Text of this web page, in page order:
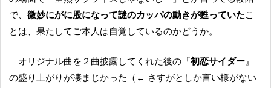
で、 微妙にがに股になって謎のカッパの動きが甦っていたこ
とは、果たしてご本人は自覚しているのかどうか。
オリジナル曲を２曲披露してくれた後の『初恋サイダー 』
の盛り上がりが凄まじかった（← さすがとしか言い様がない